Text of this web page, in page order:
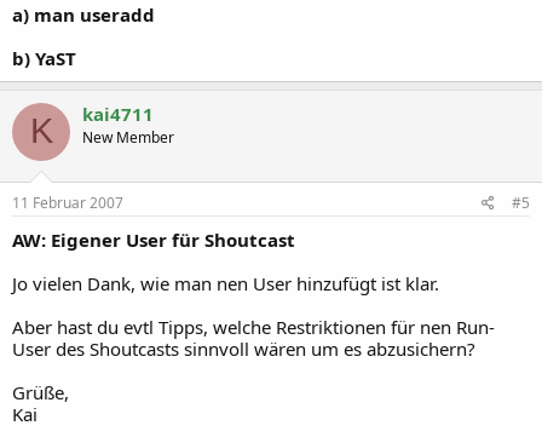
a) man useradd
b) YaST
K kai4711
New Member
11 Februar 2007 #5
AW: Eigener User für Shoutcast
Jo vielen Dank, wie man nen User hinzufügt ist klar.
Aber hast du evtl Tipps, welche Restriktionen für nen Run-
User des Shoutcasts sinnvoll wären um es abzusichern?
Grüße,
Kai